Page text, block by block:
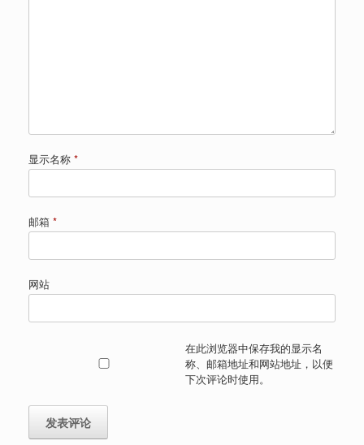
显示名称 *
邮箱 *
网站
在此浏览器中保存我的显示名
称、邮箱地址和网站地址，以便
下次评论时使用。